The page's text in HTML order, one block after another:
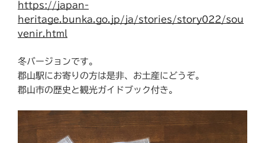
https://japan-
heritage.bunka.go.jp/ja/stories/story022/sou
venir.html
冬バージョンです。
郡山駅にお寄りの方は是非、お土産にどうぞ。
郡山市の歴史と観光ガイドブック付き。